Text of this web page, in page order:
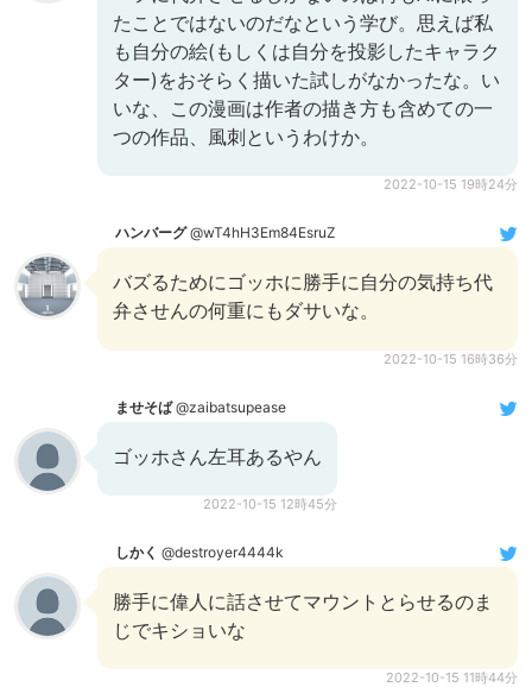
たことではないのだなという学び。思えば私
も自分の絵(もしくは自分を投影したキャラク
ター)をおそらく描いた試しがなかったな。い
いな、この漫画は作者の描き方も含めての一
つの作品、風刺というわけか。
2022-10-15 19時24分
ハンバーグ@wT4hH3Em84EsruZ
バズるためにゴッホに勝手に自分の気持ち代
弁させんの何重にもダサいな。
2022-10-15 16時36分
ませそば@zaibatsupease
ゴッホさん左耳あるやん
2022-10-15 12時45分
しかく @destroyer4444k
勝手に偉人に話させてマウントとらせるのま
じでキショいな
2022-10-15 11時44分